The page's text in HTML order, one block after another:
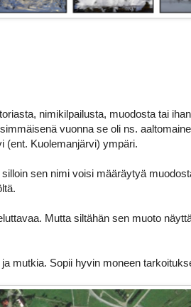
nimikilpailusta, muodosta tai
vuonna se oli ns.
(ent. Kuolemanjärvi) ympäri.
sen nimi voisi määräytyä
Mutta siltähän sen muoto
mutkia. Sopii hyvin moneen